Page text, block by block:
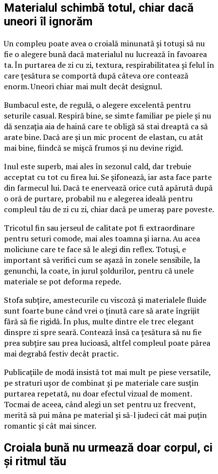
Materialul schimbă totul, chiar dacă
uneori îl ignorăm
Un compleu poate avea o croială minunată și totuși să nu
fie o alegere bună dacă materialul nu lucrează în favoarea
ta. În purtarea de zi cu zi, textura, respirabilitatea și felul în
care țesătura se comportă după câteva ore contează
enorm. Uneori chiar mai mult decât designul.
Bumbacul este, de regulă, o alegere excelentă pentru
seturile casual. Respiră bine, se simte familiar pe piele și nu
dă senzația aia de haină care te obligă să stai dreaptă ca să
arate bine. Dacă are și un mic procent de elastan, cu atât
mai bine, fiindcă se mișcă frumos și nu devine rigid.
Inul este superb, mai ales în sezonul cald, dar trebuie
acceptat cu tot cu firea lui. Se șifonează, iar asta face parte
din farmecul lui. Dacă te enervează orice cută apărută după
o oră de purtare, probabil nu e alegerea ideală pentru
compleul tău de zi cu zi, chiar dacă pe umeraș pare poveste.
Tricotul fin sau jerseul de calitate pot fi extraordinare
pentru seturi comode, mai ales toamna și iarna. Au acea
moliciune care te face să le alegi din reflex. Totuși, e
important să verifici cum se așază în zonele sensibile, la
genunchi, la coate, în jurul șoldurilor, pentru că unele
materiale se pot deforma repede.
Stofa subțire, amestecurile cu viscoză și materialele fluide
sunt foarte bune când vrei o ținută care să arate îngrijit
fără să fie rigidă. În plus, multe dintre ele trec elegant
dinspre zi spre seară. Contează însă ca țesătura să nu fie
prea subțire sau prea lucioasă, altfel compleul poate părea
mai degrabă festiv decât practic.
Publicațiile de modă insistă tot mai mult pe piese versatile,
pe straturi ușor de combinat și pe materiale care susțin
purtarea repetată, nu doar efectul vizual de moment.
Tocmai de aceea, când alegi un set pentru uz frecvent,
merită să pui mâna pe material și să-l judeci cât mai puțin
romantic și cât mai sincer.
Croiala bună nu urmează doar corpul, ci
și ritmul tău